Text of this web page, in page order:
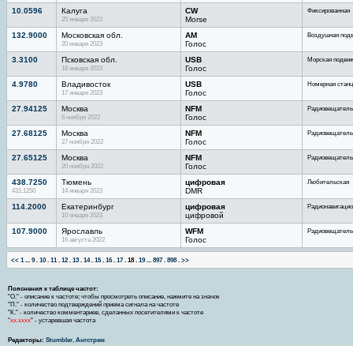
10.0596 Калуга
25 января 2023
CW
Morse
Фиксированная
132.9000 Московская обл.
20 января 2023
AM
Голос
Воздушная
3.3100 Псковская обл.
18 января 2023
USB
Голос
Морская
4.9780 Владивосток
17 января 2023
USB
Голос
Номерная
27.94125 Москва
6 ноября 2022
NFM
Голос
27.68125 Москва
27 ноября 2022
NFM
Голос
27.65125 Москва
20 ноября 2022
NFM
Голос
438.7250
431.1250
Тюмень
14 января 2023
цифровая
DMR
Любительская
114.2000 Екатеринбург
10 января 2023
цифровая
цифровой
107.9000 Ярославль
16 августа 2022
WFM
Голос
<< 1... 9. 10 . 11. 12. 13 . 14. 15. 16. 17 . 18. 19... 897 . 898. >>
Пояснения к таблице частот:
"О." - описание к частоте; чтобы просмотреть описание, нажмите на значок
"П." - количество подтверждений приема сигнала на частоте
"К." - количество комментариев, сделанных посетителями к частоте
"хх.хххх" - устаревшая частота
Редакторы: Stumbler, Ангстрем